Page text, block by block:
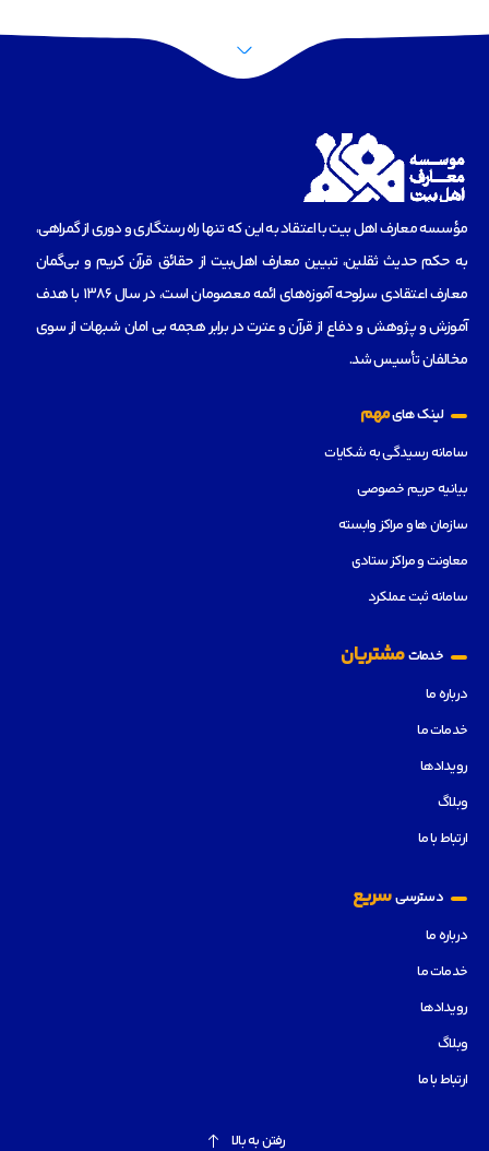
مؤسسه‌ معارف اهل بیت با اعتقاد به این که تنها راه رستگاری و دوری از گمراهی،
به حکم حدیث ثقلین، تبیین معارف اهل‌بیت از حقائق قرآن کریم و بی‌گمان
معارف اعتقادی سرلوحه آموزه‌های ائمه معصومان است، در سال 1386 با هدف
آموزش و پژوهش و دفاع از قرآن و عترت در برابر هجمه بی امان شبهات از سوی
مخالفان تأسیس شد.
لینک هایمهم
سامانه رسیدگی به شکایات
بیانیه حریم خصوصی
سازمان ها و مراکز وابسته
معاونت و مراکز ستادی
سامانه ثبت عملکرد
خدماتمشتریان
درباره ما
خدمات ما
رویدادها
وبلاگ
ارتباط با ما
دسترسیسریع
درباره ما
خدمات ما
رویدادها
وبلاگ
ارتباط با ما
رفتن به بالا